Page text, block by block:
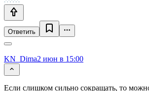
Ответить
KN_Dima2 июн в 15:00
Если слишком сильно сокращать, то